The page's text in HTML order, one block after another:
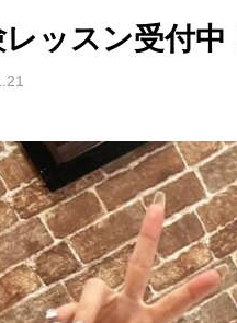
レッスン受付